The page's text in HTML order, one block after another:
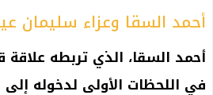
أحمد السقا وعزاء سليمان
أحمد السقا، الذي تربطه
في اللحظات الأولى لدخوله إلى